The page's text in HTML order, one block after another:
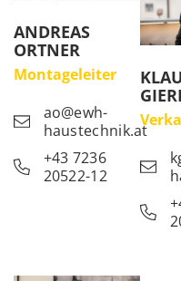
ANDREAS
ORTNER
Montageleiter
ao@ewh-
haustechnik.at
+43 7236
20522-12